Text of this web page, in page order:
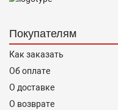
Покупателям
Как заказать
Об оплате
О доставке
О возврате